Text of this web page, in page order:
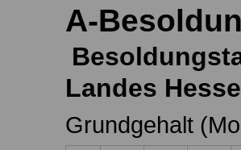
A-
Landes
Grundgehalt